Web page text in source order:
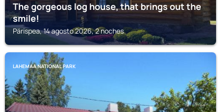
The gorgeous log house, that brings out the
smile!
Pärispea, 14 agosto 2026, 2 noches
LAHEMAA NATIONAL PARK